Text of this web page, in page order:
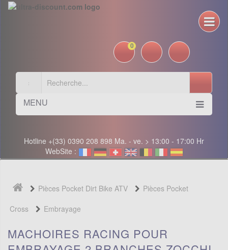
0
MENU
Hotline +(33) 0390 208 898 Ma. - ve. > 13:00 - 17:00 Hr
WebSite :
Pièces Pocket Dirt Bike ATV
Pièces Pocket
Cross
Embrayage
MACHOIRES RACING POUR